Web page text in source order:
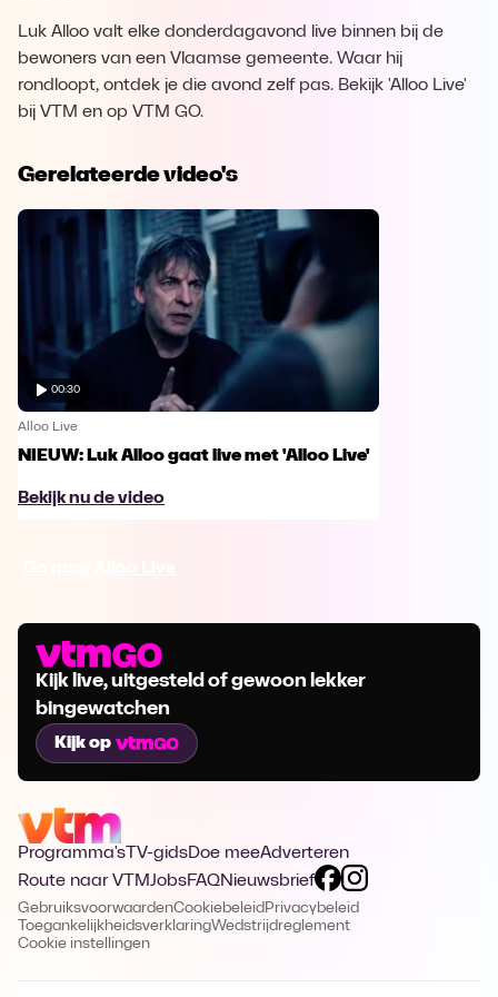
Luk Alloo valt elke donderdagavond live binnen bij de
bewoners van een Vlaamse gemeente. Waar hij
rondloopt, ontdek je die avond zelf pas. Bekijk 'Alloo Live'
bij VTM en op VTM GO.
Gerelateerde video's
00:30
Alloo Live
NIEUW: Luk Alloo gaat live met 'Alloo Live'
Bekijk nu de video
Kijk live, uitgesteld of gewoon lekker
bingewatchen
Kijk op
Programma's TV-gidsDoe meeAdverteren
Route naar VTMJobsFAQNieuwsbrief
GebruiksvoorwaardenCookiebeleid Privacybeleid
ToegankelijkheidsverklaringWedstrijdreglement
Cookie instellingen